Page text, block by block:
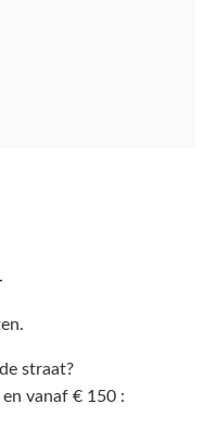
straat?
vanaf € 150 :